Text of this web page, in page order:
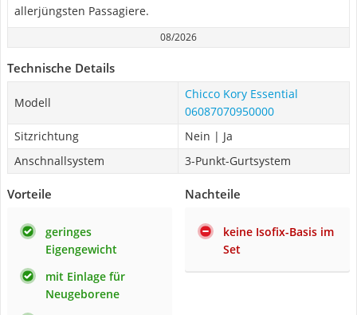
allerjüngsten Passagiere.
08/2026
Technische Details
Modell
Chicco Kory Essential
06087070950000
Sitzrichtung
Nein | Ja
Anschnallsystem
3-Punkt-Gurtsystem
Vorteile
geringes
Eigengewicht
mit Einlage für
Neugeborene
Nachteile
keine Isofix-Basis im
Set